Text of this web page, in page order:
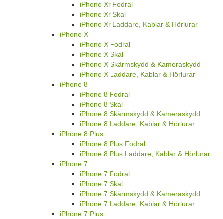
iPhone Xr Fodral
iPhone Xr Skal
iPhone Xr Laddare, Kablar & Hörlurar
iPhone X
iPhone X Fodral
iPhone X Skal
iPhone X Skärmskydd & Kameraskydd
iPhone X Laddare, Kablar & Hörlurar
iPhone 8
iPhone 8 Fodral
iPhone 8 Skal
iPhone 8 Skärmskydd & Kameraskydd
iPhone 8 Laddare, Kablar & Hörlurar
iPhone 8 Plus
iPhone 8 Plus Fodral
iPhone 8 Plus Laddare, Kablar & Hörlurar
iPhone 7
iPhone 7 Fodral
iPhone 7 Skal
iPhone 7 Skärmskydd & Kameraskydd
iPhone 7 Laddare, Kablar & Hörlurar
iPhone 7 Plus